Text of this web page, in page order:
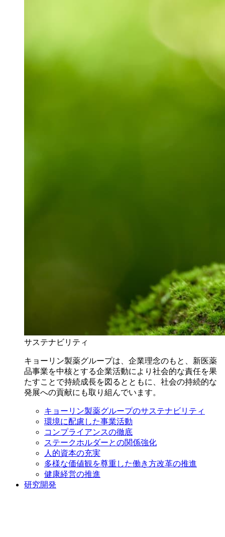
サステナビリティ
キョーリン製薬グループは、企業理念のもと、新医薬
品事業を中核とする企業活動により社会的な責任を果
たすことで持続成長を図るとともに、社会の持続的な
発展への貢献にも取り組んでいます。
キョーリン製薬グループのサステナビリティ
環境に配慮した事業活動
コンプライアンスの徹底
ステークホルダーとの関係強化
人的資本の充実
多様な価値観を尊重した働き方改革の推進
健康経営の推進
研究開発